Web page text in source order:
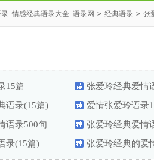
_情感经典语录大全_语录网 > 经典语录 > 张
15篇
张爱玲经典爱情
语录(15篇)
爱情张爱玲语录
语录500句
张爱玲经典爱情
篇)
录(15篇) 张爱玲经典的爱